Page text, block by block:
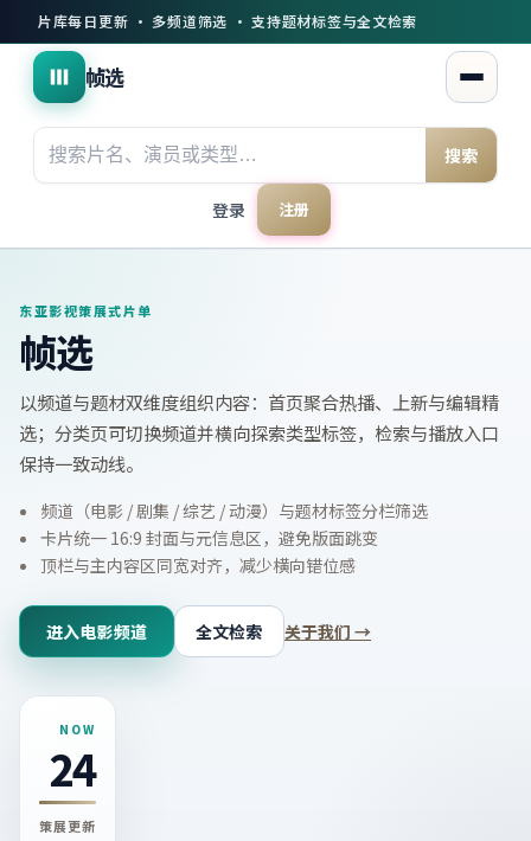
片库每日更新 · 多频道筛选 · 支持题材标签与全文检索
帧选 打开
搜索
登录 注册
东亚影视策展式片单
帧选
以频道与题材双维度组织内容：首页聚合热播、上新与编辑精
选；分类页可切换频道并横向探索类型标签，检索与播放入口
保持一致动线。
频道（电影 / 剧集 / 综艺 / 动漫）与题材标签分栏筛选
卡片统一 16:9 封面与元信息区，避免版面跳变
顶栏与主内容区同宽对齐，减少横向错位感
进入电影频道 全文检索 关于我们 →
NOW
24
策展更新